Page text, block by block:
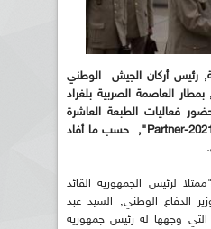
رئيس أركان الجيش الوطني
العاصمة الصربية بلغراد
فعاليات الطبعة العاشرة
للمعرض الدولي للأسلحة "Partner-2021", حسب ما أفاد
لرئيس الجمهورية القائد
الدفاع الوطني, السيد عبد
التي وجهها له رئيس جمهورية